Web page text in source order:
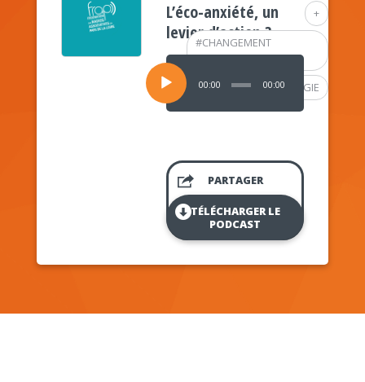
+
#CHANGEMENT
CLIMATIQUE
#PSYCHOLOGIE
L’éco-anxiété, un
levier d’action ?
Lecteur
audio
00:00 00:00
PARTAGER
TÉLÉCHARGER LE
PODCAST